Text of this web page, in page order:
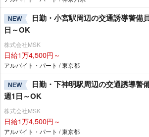
NEW
日勤・小宮駅周辺の交通誘導警備
日～OK
株式会社MSK
日給1万4,500円～
アルバイト・パート / 東京都
NEW
日勤・下神明駅周辺の交通誘導警
週1日～OK
株式会社MSK
日給1万4,500円～
アルバイト・パート / 東京都